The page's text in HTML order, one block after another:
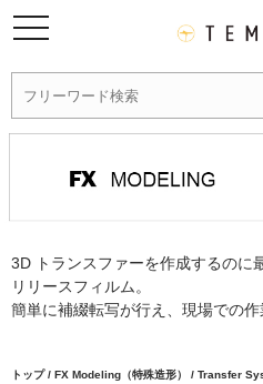
3D トランスファーを作成するのに
リリースフィルム。
簡単に補綴転写が行え、現場での作
トップ/ FX Modeling（特殊造形） / Transfer